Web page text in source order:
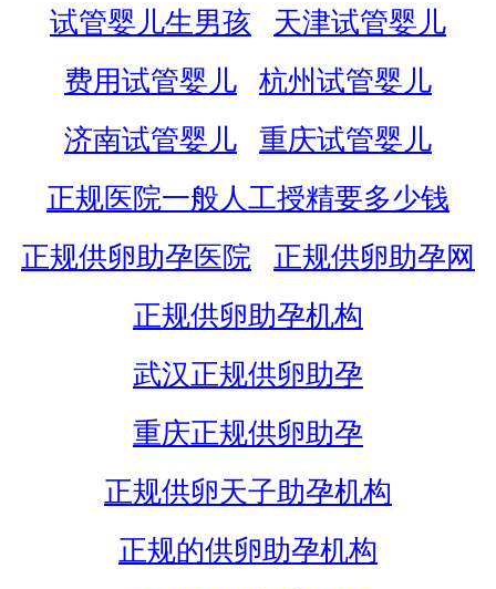
试管婴儿生男孩
天津试管婴儿
费用试管婴儿
杭州试管婴儿
济南试管婴儿
重庆试管婴儿
正规医院一般人工授精要多少钱
正规供卵助孕医院
正规供卵助孕网
正规供卵助孕机构
武汉正规供卵助孕
重庆正规供卵助孕
正规供卵天子助孕机构
正规的供卵助孕机构